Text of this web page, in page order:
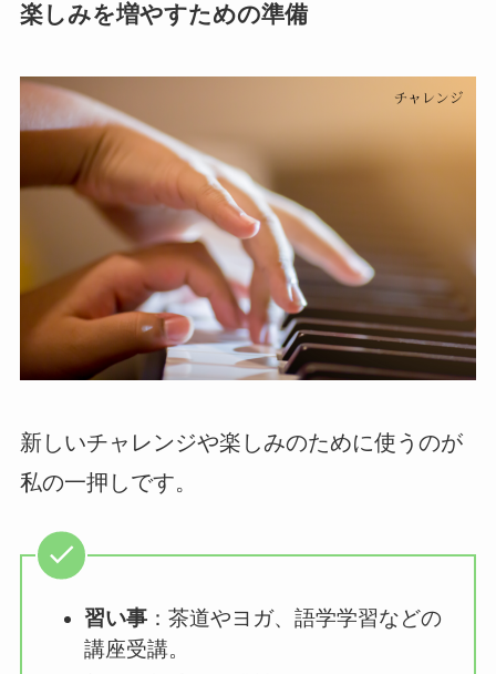
楽しみを増やすための準備
新しいチャレンジや楽しみのために使うのが
私の一押しです。
習い事 ：茶道やヨガ、語学学習などの
講座受講。